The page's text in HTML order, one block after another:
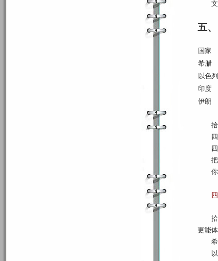
五
国家
希腊
以色列
印度
伊朗
更能